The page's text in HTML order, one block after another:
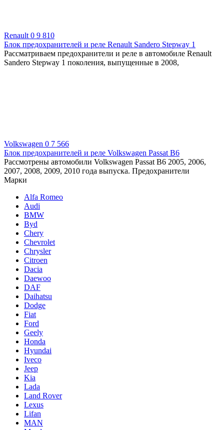
Renault 0 9 810
Блок предохранителей и реле Renault Sandero Stepway 1
Рассматриваем предохранители и реле в автомобиле Renault
Sandero Stepway 1 поколения, выпущенные в 2008,
Volkswagen 0 7 566
Блок предохранителей и реле Volkswagen Passat B6
Рассмотрены автомобили Volkswagen Passat B6 2005, 2006,
2007, 2008, 2009, 2010 года выпуска. Предохранители
Марки
Alfa Romeo
Audi
BMW
Byd
Chery
Chevrolet
Chrysler
Citroen
Dacia
Daewoo
DAF
Daihatsu
Dodge
Fiat
Ford
Geely
Honda
Hyundai
Iveco
Jeep
Kia
Lada
Land Rover
Lexus
Lifan
MAN